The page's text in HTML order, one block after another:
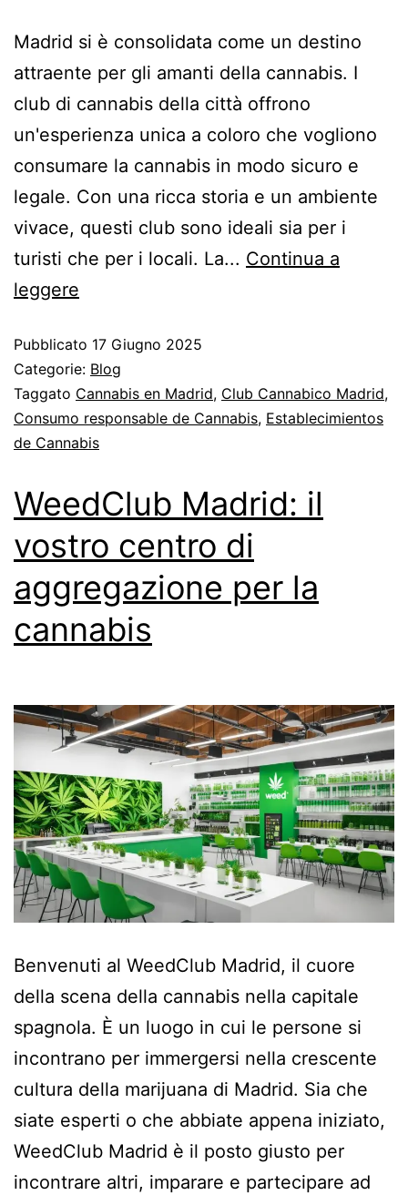
Madrid si è consolidata come un destino
attraente per gli amanti della cannabis. I
club di cannabis della città offrono
un'esperienza unica a coloro che vogliono
consumare la cannabis in modo sicuro e
legale. Con una ricca storia e un ambiente
vivace, questi club sono ideali sia per i
turisti che per i locali. La... Continua a
leggere
Pubblicato 17 Giugno 2025
Categorie: Blog
Taggato Cannabis en Madrid, Club Cannabico Madrid,
Consumo responsable de Cannabis, Establecimientos
de Cannabis
WeedClub Madrid: il
vostro centro di
aggregazione per la
cannabis
Benvenuti al WeedClub Madrid, il cuore
della scena della cannabis nella capitale
spagnola. È un luogo in cui le persone si
incontrano per immergersi nella crescente
cultura della marijuana di Madrid. Sia che
siate esperti o che abbiate appena iniziato,
WeedClub Madrid è il posto giusto per
incontrare altri, imparare e partecipare ad